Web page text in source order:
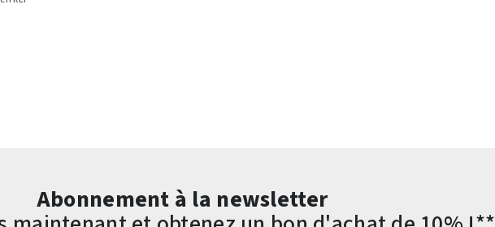
Abonnement à la newsletter